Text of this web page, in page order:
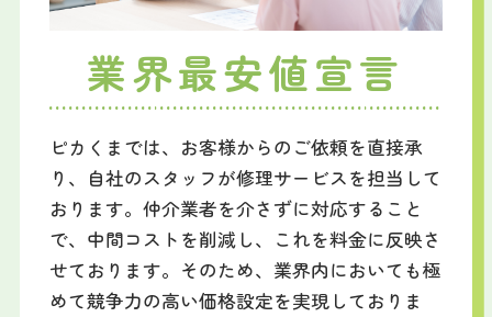
業界最安値宣言
ピカくまでは、お客様からのご依頼を直接承
り、自社のスタッフが修理サービスを担当して
おります。仲介業者を介さずに対応すること
で、中間コストを削減し、これを料金に反映さ
せております。そのため、業界内においても極
めて競争力の高い価格設定を実現しておりま